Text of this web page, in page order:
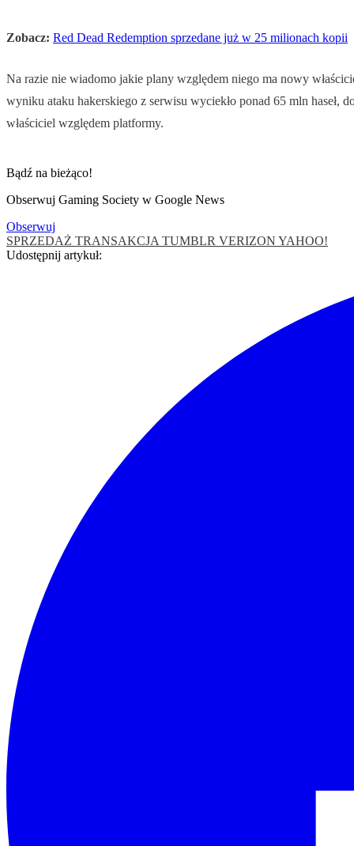
Zobacz: Red Dead Redemption sprzedane już w 25 milionach kopii
Na razie nie wiadomo jakie plany względem niego ma nowy
wyniku ataku hakerskiego z serwisu wyciekło ponad 65 mln haseł,
właściciel względem platformy.
Bądź na bieżąco!
Obserwuj Gaming Society w Google News
Obserwuj
SPRZEDAŻ TRANSAKCJA TUMBLR VERIZON YAHOO!
Udostępnij artykuł: